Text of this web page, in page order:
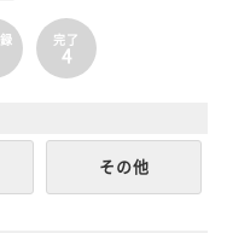
完了
4
その他